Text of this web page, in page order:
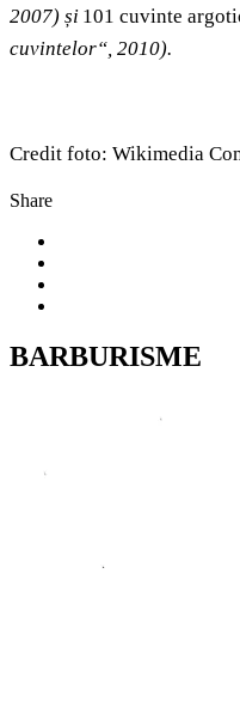
2007) și 101 cuvinte
cuvintelor“, 2010).
Credit foto: Wikimedia
Share
BARBURISME